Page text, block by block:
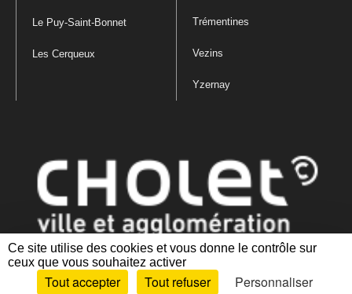
Ce site utilise des cookies et vous donne le contrôle sur
ceux que vous souhaitez activer
Tout accepter Tout refuser Personnaliser
Le Puy-Saint-Bonnet
Les Cerqueux
Trémentines
Vezins
Yzernay
Mentions légales|Politique de confidentialité
des cookies |Plan du site Accessibilité : partiellement conforme